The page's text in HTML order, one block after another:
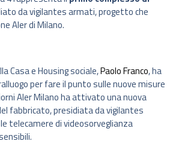
da vigilantes armati, progetto che
Aler di Milano.
Casa e Housing sociale,Paolo Franco, ha
per fare il punto sulle nuove misure
Aler Milano ha attivato una nuova
fabbricato, presidiata da vigilantes
telecamere di videosorveglianza